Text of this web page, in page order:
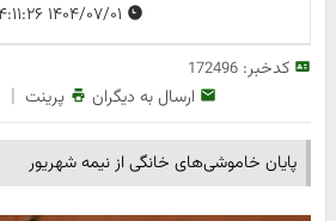
کدخبر:172496
ارسال به دیگران پرینت |
پایان خاموشی‌های خانگی از نیمه شهریور